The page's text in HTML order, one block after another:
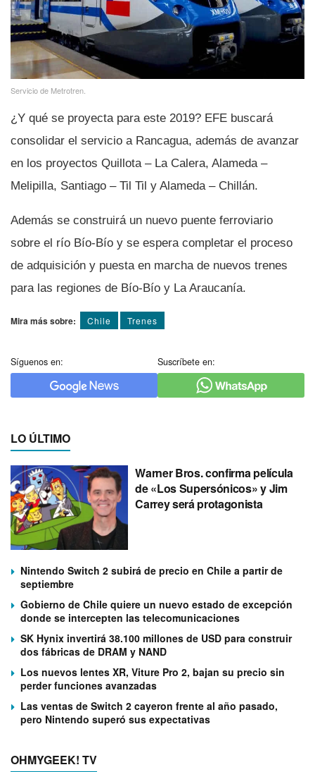
Servicio de Metrotren.
¿Y qué se proyecta para este 2019? EFE buscará
consolidar el servicio a Rancagua, además de avanzar
en los proyectos Quillota – La Calera, Alameda –
Melipilla, Santiago – Til Til y Alameda – Chillán.
Además se construirá un nuevo puente ferroviario
sobre el rí­o Bí­o-Bí­o y se espera completar el proceso
de adquisición y puesta en marcha de nuevos trenes
para las regiones de Bí­o-Bí­o y La Araucaní­a.
Mira más sobre: Chile Trenes
Síguenos en: Suscríbete en:
LO ÚLTIMO
Warner Bros. confirma película
de «Los Supersónicos» y Jim
Carrey será protagonista
Nintendo Switch 2 subirá de precio en Chile a partir de
septiembre
Gobierno de Chile quiere un nuevo estado de excepción
donde se intercepten las telecomunicaciones
SK Hynix invertirá 38.100 millones de USD para construir
dos fábricas de DRAM y NAND
Los nuevos lentes XR, Viture Pro 2, bajan su precio sin
perder funciones avanzadas
Las ventas de Switch 2 cayeron frente al año pasado,
pero Nintendo superó sus expectativas
OHMYGEEK! TV